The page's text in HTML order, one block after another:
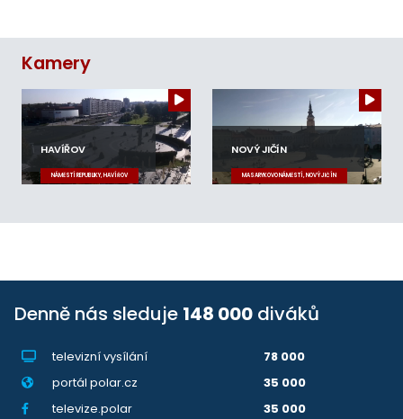
Kamery
HAVÍŘOV
NÁMĚSTÍ REPUBLIKY, HAVÍŘOV
NOVÝ JIČÍN
MASARYKOVO NÁMĚSTÍ, NOVÝ JIČÍN
Denně nás sleduje 148 000 diváků
televizní vysílání
78 000
portál polar.cz
35 000
televize.polar
35 000